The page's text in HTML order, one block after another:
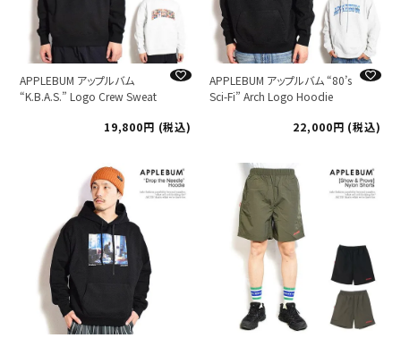
APPLEBUM アップルバム
“K.B.A.S.” Logo Crew Sweat
19,800
税込
APPLEBUM アップルバム “80’s
Sci-Fi” Arch Logo Hoodie
22,000
税込